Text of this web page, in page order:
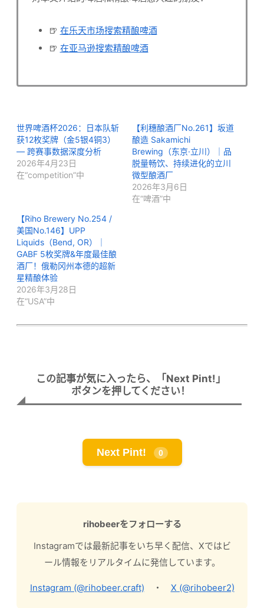
🍺 在乐天市场搜索精酿啤酒
🍺 在亚马逊搜索精酿啤酒
世界啤酒杯2026：日本队斩
获12枚奖牌（金5银4铜3）
— 跨赛事数据深度分析
2026年4月23日
在“competition”中
【利穗酿酒厂No.261】坂道
酿造 Sakamichi
Brewing（东京·立川）｜品
脱量畅饮、持续进化的立川
微型酿酒厂
2026年3月6日
在“啤酒”中
【Riho Brewery No.254 /
美国No.146】UPP
Liquids（Bend, OR）｜
GABF 5枚奖牌&年度最佳酿
酒厂！俄勒冈州本德的超新
星精酿体验
2026年3月28日
在“USA”中
この記事が気に入ったら、「Next Pint!」
ボタンを押してください！
Next Pint! 0
rihobeerをフォローする
Instagramでは最新記事をいち早く配信、Xではビ
ール情報をリアルタイムに発信しています。
Instagram (@rihobeer.craft) ・ X (@rihobeer2)